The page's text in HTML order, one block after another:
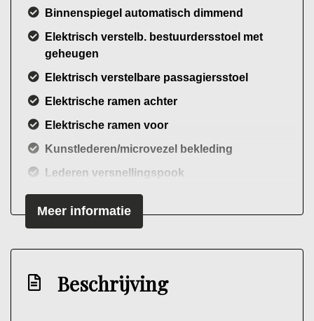
Binnenspiegel automatisch dimmend
Elektrisch verstelb. bestuurdersstoel met
geheugen
Elektrisch verstelbare passagiersstoel
Elektrische ramen achter
Elektrische ramen voor
Kunstlederen/microvezel bekleding
Lederen versnellingspook
Lendesteun(en) verstelbaar
Stuur leder
Meer informatie
Beschrijving